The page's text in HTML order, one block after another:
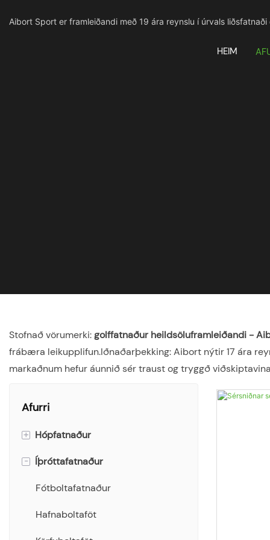
Aibort Sport er framleiðandi með 19 ára reynslu í úrvals
HEIM
Stofnað vörumerki:golffatnaður heildsöluframleiðandi -
frábæra leikupplifun.Iðnaðarþekking: Aibort nýtir 17 ára
markaðnum hefur áunnið sér traust og tryggð
Afurri
+ Hópfatnaður
Einstaklingar
Bolir
Polo skyrtur
- Íþróttafatnaður
Fótboltafatnaður
Hafnaboltaföt